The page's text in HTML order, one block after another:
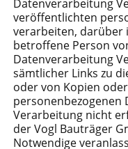
Datenverarbeitung
veröffentlichten
verarbeiten, darüber
betroffene Person
Datenverarbeitung
sämtlicher Links zu
oder von Kopien
personenbezogenen
Verarbeitung nicht
der Vogl Bauträger
Notwendige